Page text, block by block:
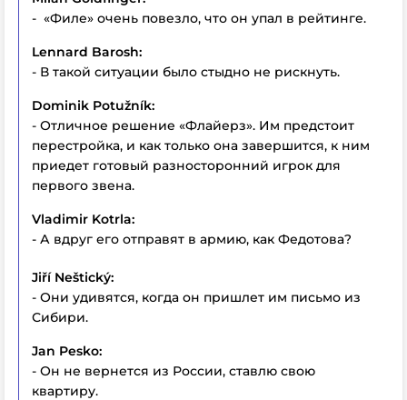
- «Филе» очень повезло, что он упал в рейтинге.
Lennard Barosh:
- В такой ситуации было стыдно не рискнуть.
Dominik Potužník:
- Отличное решение «Флайерз». Им предстоит
перестройка, и как только она завершится, к ним
приедет готовый разносторонний игрок для
первого звена.
Vladimir Kotrla:
- А вдруг его отправят в армию, как Федотова?
Jiří Neštický:
- Они удивятся, когда он пришлет им письмо из
Сибири.
Jan Pesko:
- Он не вернется из России, ставлю свою
квартиру.